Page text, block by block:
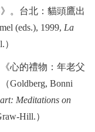
。台北：貓頭鷹出
(eds.), 1999, La
）
《心的禮物：年老父
Goldberg, Bonni
Meditations on
Hill.）